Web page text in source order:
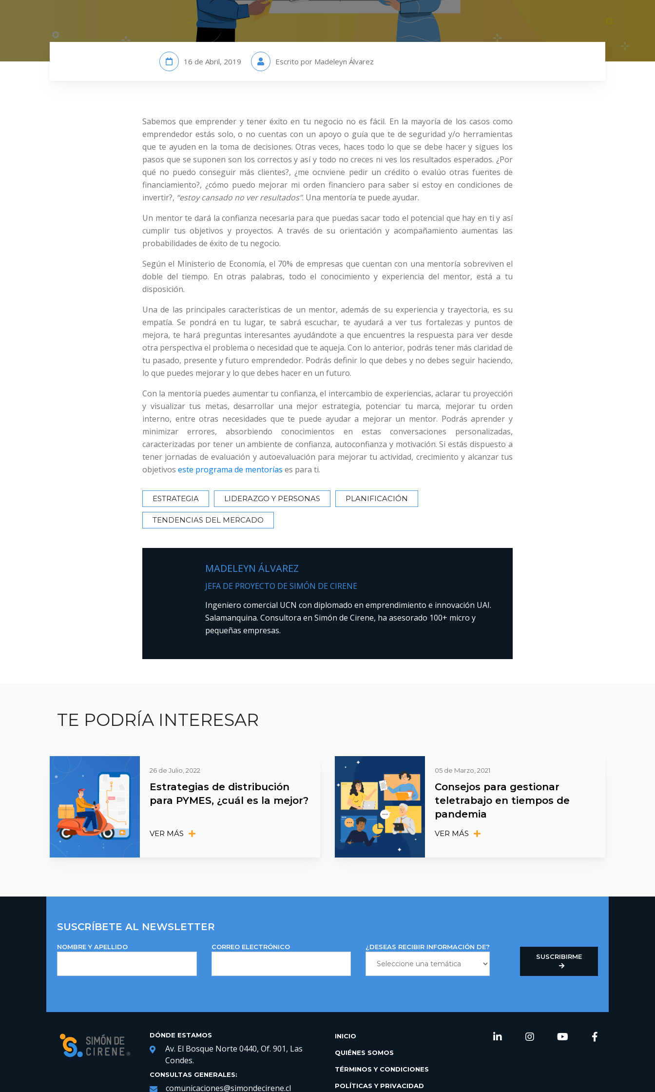
16 de Abril, 2019 Escrito por Madeleyn Álvarez
Sabemos que emprender y tener éxito en tu negocio no es fácil. En la mayoría de los casos como
emprendedor estás solo, o no cuentas con un apoyo o guía que te de seguridad y/o herramientas
que te ayuden en la toma de decisiones. Otras veces, haces todo lo que se debe hacer y sigues los
pasos que se suponen son los correctos y así y todo no creces ni ves los resultados esperados. ¿Por
qué no puedo conseguir más clientes?, ¿me ocnviene pedir un crédito o evalúo otras fuentes de
financiamiento?, ¿cómo puedo mejorar mi orden financiero para saber si estoy en condiciones de
invertir?, “estoy cansado no ver resultados”. Una mentoría te puede ayudar.
Un mentor te dará la confianza necesaria para que puedas sacar todo el potencial que hay en ti y así
cumplir tus objetivos y proyectos. A través de su orientación y acompañamiento aumentas las
probabilidades de éxito de tu negocio.
Según el Ministerio de Economía, el 70% de empresas que cuentan con una mentoría sobreviven el
doble del tiempo. En otras palabras, todo el conocimiento y experiencia del mentor, está a tu
disposición.
Una de las principales características de un mentor, además de su experiencia y trayectoria, es su
empatía. Se pondrá en tu lugar, te sabrá escuchar, te ayudará a ver tus fortalezas y puntos de
mejora, te hará preguntas interesantes ayudándote a que encuentres la respuesta para ver desde
otra perspectiva el problema o necesidad que te aqueja. Con lo anterior, podrás tener más claridad de
tu pasado, presente y futuro emprendedor. Podrás definir lo que debes y no debes seguir haciendo,
lo que puedes mejorar y lo que debes hacer en un futuro.
Con la mentoría puedes aumentar tu confianza, el intercambio de experiencias, aclarar tu proyección
y visualizar tus metas, desarrollar una mejor estrategia, potenciar tu marca, mejorar tu orden
interno, entre otras necesidades que te puede ayudar a mejorar un mentor. Podrás aprender y
minimizar errores, absorbiendo conocimientos en estas conversaciones personalizadas,
caracterizadas por tener un ambiente de confianza, autoconfianza y motivación. Si estás dispuesto a
tener jornadas de evaluación y autoevaluación para mejorar tu actividad, crecimiento y alcanzar tus
objetivos este programa de mentorías es para ti.
ESTRATEGIA LIDERAZGO Y PERSONAS PLANIFICACIÓN
TENDENCIAS DEL MERCADO
MADELEYN ÁLVAREZ
JEFA DE PROYECTO DE SIMÓN DE CIRENE
Ingeniero comercial UCN con diplomado en emprendimiento e innovación UAI.
Salamanquina. Consultora en Simón de Cirene, ha asesorado 100+ micro y
pequeñas empresas.
TE PODRÍA INTERESAR
26 de Julio, 2022
Estrategias de distribución
para PYMES, ¿cuál es la mejor?
VER MÁS
05 de Marzo, 2021
Consejos para gestionar
teletrabajo en tiempos de
pandemia
VER MÁS
SUSCRÍBETE AL NEWSLETTER
NOMBRE Y APELLIDO CORREO ELECTRÓNICO ¿DESEAS RECIBIR INFORMACIÓN DE?
DÓNDE ESTAMOS
Av. El Bosque Norte 0440, Of. 901, Las
Condes.
CONSULTAS GENERALES:
comunicaciones@simondecirene.cl
INICIO
QUIÉNES SOMOS
TÉRMINOS Y CONDICIONES
POLÍTICAS Y PRIVACIDAD